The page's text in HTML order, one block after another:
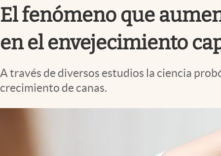
Vida y estilo
Tv
Espiritualidad
El fenómeno que
en el envejecimiento
A través de diversos estudios la ciencia
crecimiento de canas.